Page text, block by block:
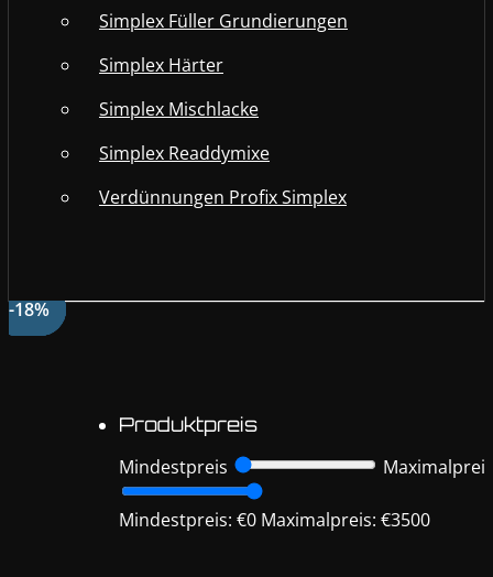
Simplex Füller Grundierungen
Simplex Härter
Simplex Mischlacke
Simplex Readdymixe
Verdünnungen Profix Simplex
Produktpreis
Mindestpreis
Maximalpreis
Mindestpreis: €0 Maximalpreis: €3500
-18%
-5%
-11%
-6%
-31%
-18%